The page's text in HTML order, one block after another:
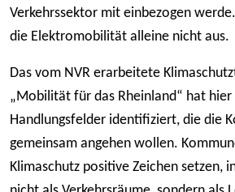
Verkehrssektor mit einbezogen
die Elektromobilität alleine nicht aus.
Das vom NVR erarbeitete
„Mobilität für das Rheinland“ hat
Handlungsfelder identifiziert, die die
gemeinsam angehen wollen.
Klimaschutz positive Zeichen setzen,